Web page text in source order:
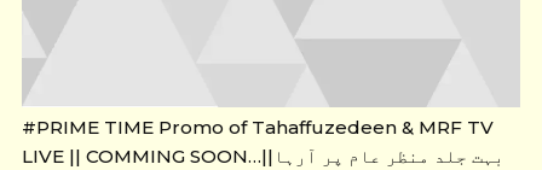
#PRIME TIME Promo of Tahaffuzedeen & MRF TV
LIVE || COMMING SOON…||بہت جلد منظر عام پر آرہا